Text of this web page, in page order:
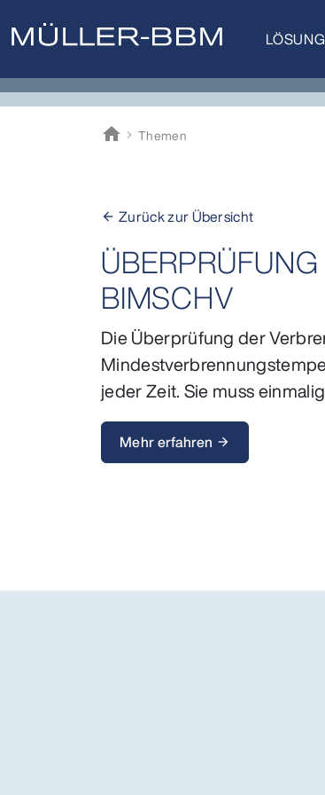
home
Müller-BBM
Themen
arrow_back Zurück zur Übersicht
BIMSCHV
Die Überprüfung der
jeder Zeit. Sie muss
Mehr erfahren arrow_forward